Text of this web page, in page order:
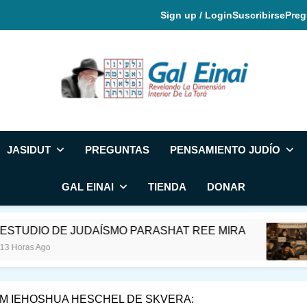
Sign up / LoginSuscribirse
Gal Einai En
JASIDUT PREGUNTAS PENSAMIENTO JUDÍO
GAL EINAI TIENDA DONAR
PARASHAT REE MIRA RABÍ
23 Horas Ago
IEHOSHUA HESCHEL DE SKVERA: